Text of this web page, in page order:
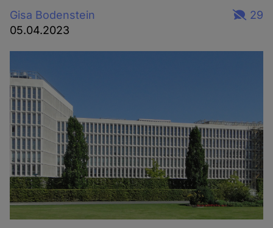
Gisa Bodenstein
05.04.2023
29